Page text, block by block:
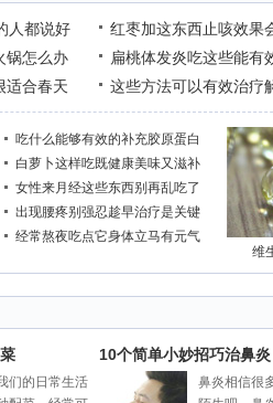
人都说好
锅怎么办
适合春天
红枣加这东西止咳效果
扁桃体发炎吃这些能有
这些方法可以有效治疗
吃什么能够有效的补充胶原蛋白
白萝卜这样吃既健康美味又滋补
女性来月经这些东西别再乱吃了
出现腰疼别强忍趁早治疗是关键
经常熬夜吃点它身体立马有元气
维
们的日常生活
10个简单小妙招巧治鼻炎
鼻炎相信很